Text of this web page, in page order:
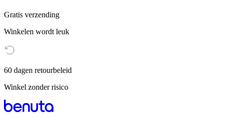
Gratis verzending
Winkelen wordt leuk
60 dagen retourbeleid
Winkel zonder risico